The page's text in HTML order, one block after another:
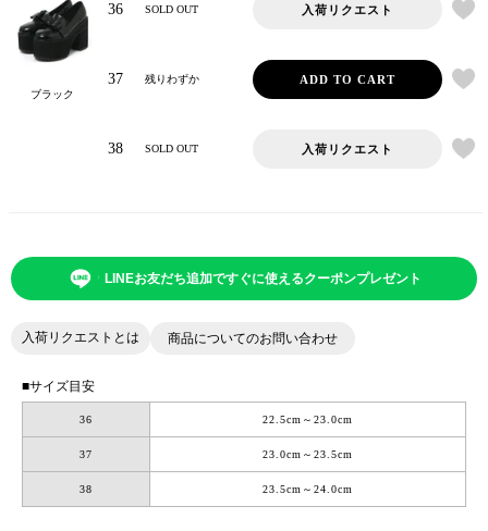
ブラック
36 SOLD OUT 入荷リクエスト
37 残りわずか ADD TO CART
38 SOLD OUT 入荷リクエスト
LINEお友だち追加ですぐに使えるクーポンプレゼント
入荷リクエストとは 商品についてのお問い合わせ
■サイズ目安
36
37
38
22.5cm～23.0cm
23.0cm～23.5cm
23.5cm～24.0cm